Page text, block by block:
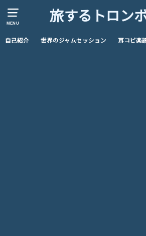
MENU 旅するトロン
自己紹介 世界のジャムセッション 耳コピ楽